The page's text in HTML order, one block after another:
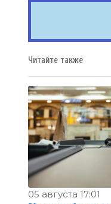
Читайте также
05 августа 17:01